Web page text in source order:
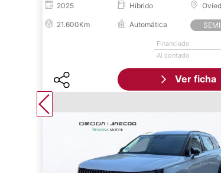
2025 Híbrido
21.600Km Automática
Financiado
Al contado
Ver ficha